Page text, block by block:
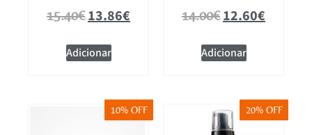
15.40€13.86€
Adicionar
14.00€12.60€
Adicionar
10% OFF 20% OFF